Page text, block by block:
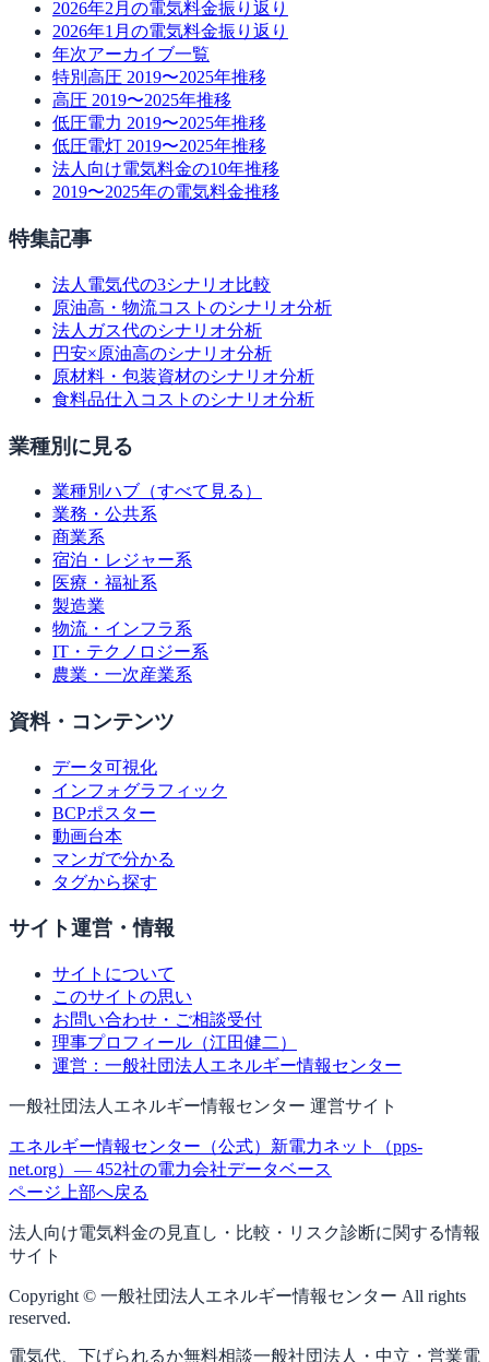
2026年2月の電気料金振り返り
2026年1月の電気料金振り返り
年次アーカイブ一覧
特別高圧 2019〜2025年推移
高圧 2019〜2025年推移
低圧電力 2019〜2025年推移
低圧電灯 2019〜2025年推移
法人向け電気料金の10年推移
2019〜2025年の電気料金推移
特集記事
法人電気代の3シナリオ比較
原油高・物流コストのシナリオ分析
法人ガス代のシナリオ分析
円安×原油高のシナリオ分析
原材料・包装資材のシナリオ分析
食料品仕入コストのシナリオ分析
業種別に見る
業種別ハブ（すべて見る）
業務・公共系
商業系
宿泊・レジャー系
医療・福祉系
製造業
物流・インフラ系
IT・テクノロジー系
農業・一次産業系
資料・コンテンツ
データ可視化
インフォグラフィック
BCPポスター
動画台本
マンガで分かる
タグから探す
サイト運営・情報
サイトについて
このサイトの思い
お問い合わせ・ご相談受付
理事プロフィール（江田健二）
運営：一般社団法人エネルギー情報センター
一般社団法人エネルギー情報センター 運営サイト
エネルギー情報センター（公式） 新電力ネット（pps-
net.org）— 452社の電力会社データベース
ページ上部へ戻る
法人向け電気料金の見直し・比較・リスク診断に関する情報
サイト
Copyright © 一般社団法人エネルギー情報センター All rights
reserved.
電気代、下げられるか無料相談一般社団法人・中立・営業電